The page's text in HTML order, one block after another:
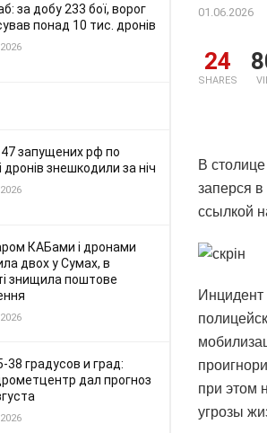
за добу 233 бої, ворог
понад 10 тис. дронів
запущених рф по
дронів знешкодили за ніч
КАБами і дронами
двох у Сумах, в
знищила поштове
38 градусов и град:
дал прогноз
01.06.2026
24
SHARES
В
заперся
ссылкой
Инцидент
при этом
угрозы